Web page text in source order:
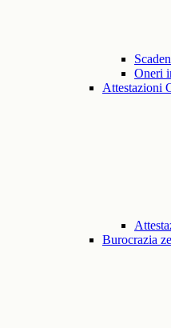
Oneri
Attestazioni
Burocrazia